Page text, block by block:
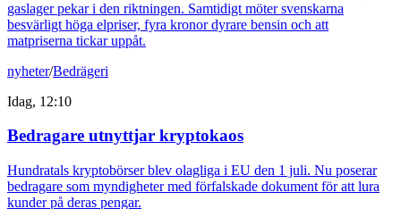
gaslager pekar i den riktningen. Samtidigt möter svenskarna
besvärligt höga elpriser, fyra kronor dyrare bensin och att
matpriserna tickar uppåt.
nyheter/Bedrägeri
Idag, 12:10
Bedragare utnyttjar kryptokaos
Hundratals kryptobörser blev olagliga i EU den 1 juli. Nu poserar
bedragare som myndigheter med förfalskade dokument för att lura
kunder på deras pengar.